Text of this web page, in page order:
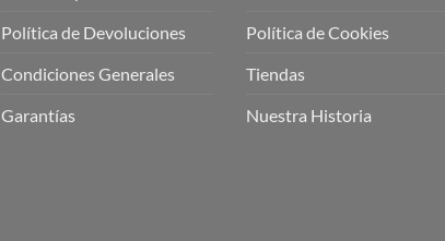
Política de Devoluciones
Condiciones Generales
Garantías
Política de Cookies
Tiendas
Nuestra Historia